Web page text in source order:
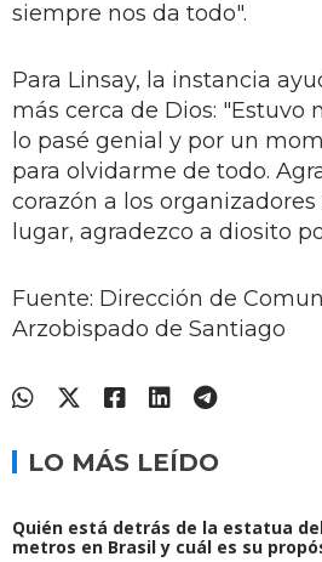
siempre nos da todo".
Para Linsay, la instancia
más cerca de Dios: "Estuvo
lo pasé genial y por un
para olvidarme de todo.
corazón a los organizadores
lugar, agradezco a diosito
Fuente: Dirección de
Arzobispado de Santiago
LO MÁS LEÍDO
Quién está detrás de la estatua
metros en Brasil y cuál es su